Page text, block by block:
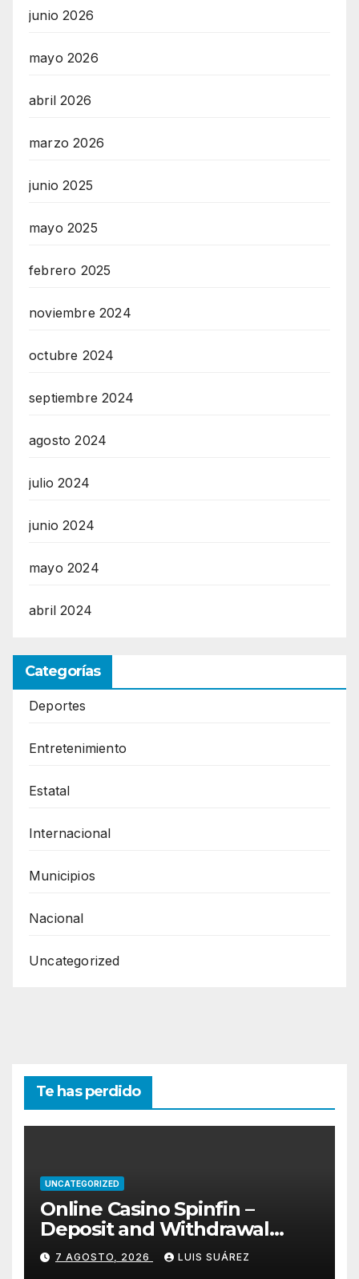
junio 2026
mayo 2026
abril 2026
marzo 2026
junio 2025
mayo 2025
febrero 2025
noviembre 2024
octubre 2024
septiembre 2024
agosto 2024
julio 2024
junio 2024
mayo 2024
abril 2024
Categorías
Deportes
Entretenimiento
Estatal
Internacional
Municipios
Nacional
Uncategorized
Te has perdido
UNCATEGORIZED
Online Casino Spinfin –
Deposit and Withdrawal
Methods Explained
7 AGOSTO, 2026 LUIS SUÁREZ